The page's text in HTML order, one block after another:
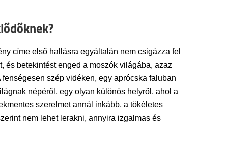
címe első hallásra egyáltalán nem csigázza fel
és betekintést enged a moszók világába, azaz
szép vidéken, egy aprócska faluban
népéről, egy olyan különös helyről, ahol a
szerelmet annál inkább, a tökéletes
nem lehet lerakni, annyira izgalmas és